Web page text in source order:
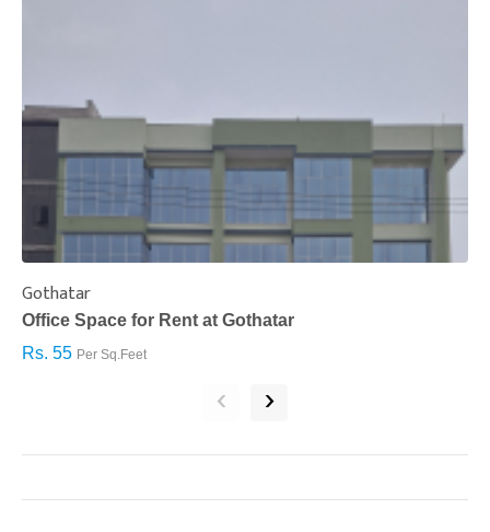
Gothatar
Office Space for Rent at Gothatar
Rs. 55 Per Sq.Feet
‹ ›